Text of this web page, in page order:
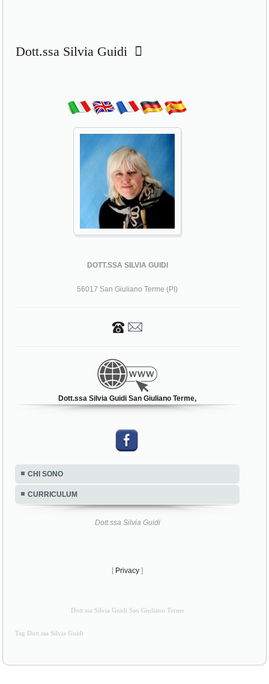
Dott.ssa Silvia Guidi
DOTT.SSA SILVIA GUIDI
56017 San Giuliano Terme (PI)
Dott.ssa Silvia Guidi San Giuliano Terme,
CHI SONO
CURRICULUM
Dott.ssa Silvia Guidi
[ Privacy ]
Dott.ssa Silvia Guidi San Giuliano Terme
Tag Dott.ssa Silvia Guidi